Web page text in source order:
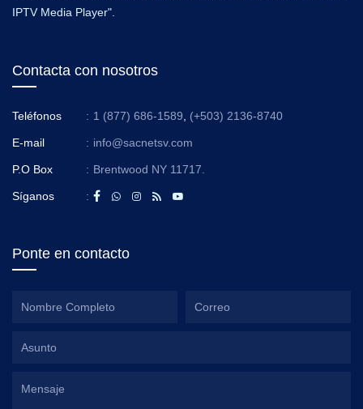
IPTV Media Player".
Contacta con nosotros
Teléfonos : 1 (877) 686-1589 (+503) 2136-8740
E-mail : info@sacnetsv.com
P.O Box : Brentwood NY 11717.
Síganos :
Ponte en contacto